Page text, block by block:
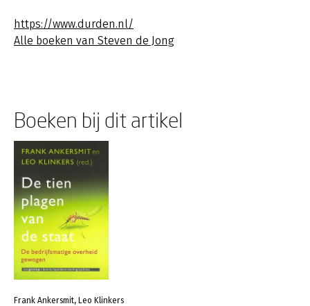
https://www.durden.nl/
Alle boeken van Steven de Jong
Boeken bij dit artikel
Frank Ankersmit, Leo Klinkers